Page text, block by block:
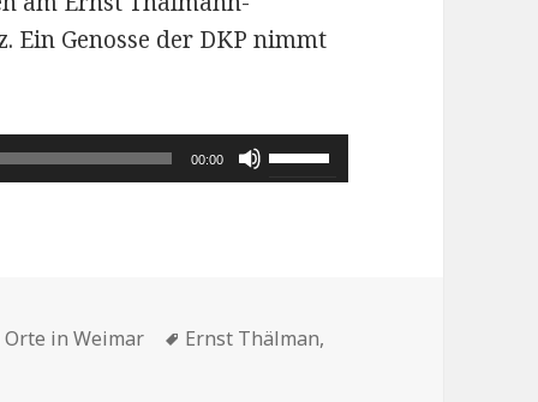
Ein Genosse der DKP nimmt
00:00
Pfeiltasten
Hoch/Runter
Lautstärke
in Weimar Schlagwörter
Ernst Thälman,
der Arbeiterklasse – Ernst Thälmann